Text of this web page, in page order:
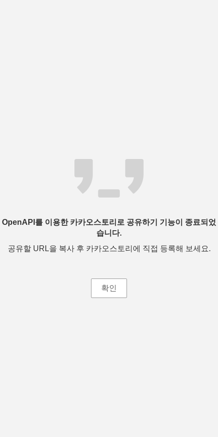
OpenAPI를 이용한 카카오스토리로 공유하기 기능이 종료되었
습니다.
공유할 URL을 복사 후 카카오스토리에 직접 등록해 보세요.
확인